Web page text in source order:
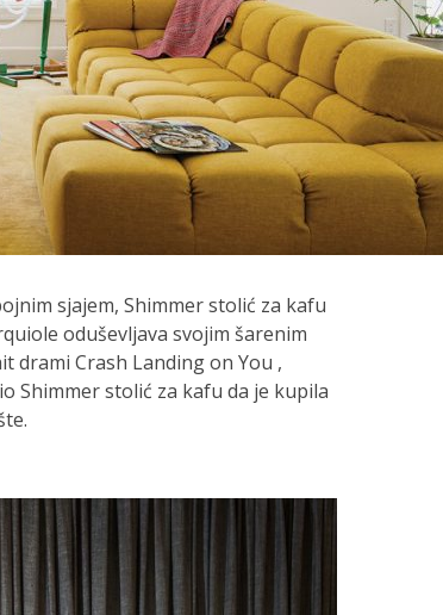
sjajem, Shimmer stolić za kafu
oduševljava svojim šarenim
drami Crash Landing on You ,
Shimmer stolić za kafu da je kupila